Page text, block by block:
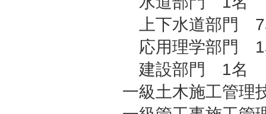
上下水道部門 7
応用理学部門 1
建設部門 1名
一級土木施工管